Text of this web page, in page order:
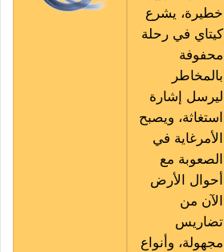
خطيرة، يشرع
كيتاي في رحلة
محفوفة
بالمخاطر
ليرسل إشارة
استغاثة، ويصبح
الأمرغاية في
الصعوبة مع
أحوال الأرض
الآن من
تضاريس
مجهولة، وأنواع